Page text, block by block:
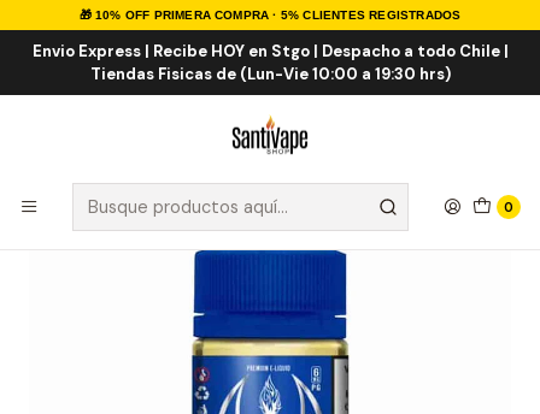
🎁 10% OFF PRIMERA COMPRA · 5% CLIENTES REGISTRADOS
Envio Express | Recibe HOY en Stgo | Despacho a todo Chile |
Tiendas Fisicas de (Lun-Vie 10:00 a 19:30 hrs)
0
Inicio E-LIQUID IMPORTADOS Eliquid Importados 60ml
Torque 56 60ml